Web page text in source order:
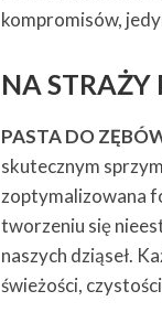
kompromisów,
NA STRAŻY
PASTA DO
skutecznym
zoptymalizowana
tworzeniu się
naszych dziąseł.
świeżości,